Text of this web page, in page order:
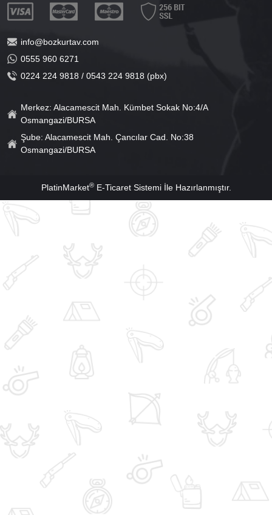
info@bozkurtav.com
0555 960 6271
0224 224 9818 / 0543 224 9818 (pbx)
Merkez: Alacamescit Mah. Kümbet Sokak No:4/A
Osmangazi/BURSA
Şube: Alacamescit Mah. Çancılar Cad. No:38
Osmangazi/BURSA
PlatinMarket®E-Ticaret Sistemiİle Hazırlanmıştır.